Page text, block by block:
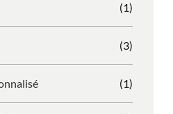
(1)
(3)
(1)